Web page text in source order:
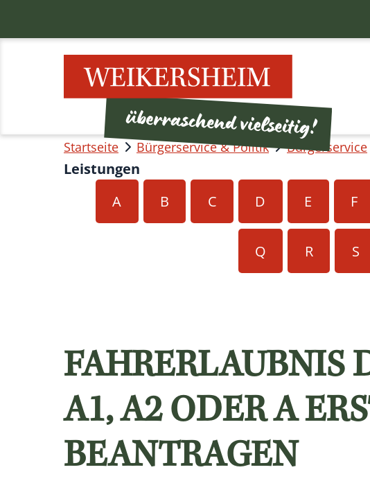
Startseite Bürgerservice & Politik Bürgerservice
Leistungen
A
B C D E F
Q R S
FAHRERLAUBNIS
A1, A2 ODER A
BEANTRAGEN